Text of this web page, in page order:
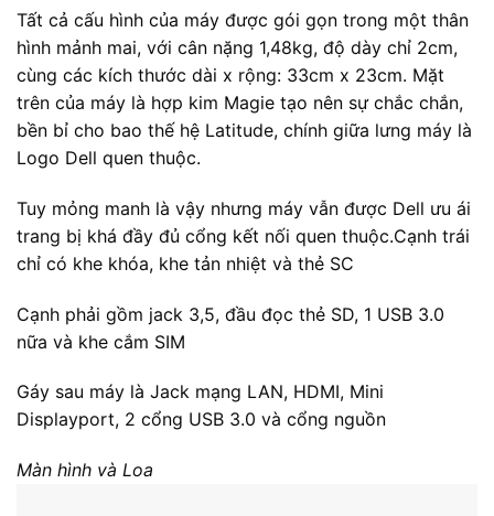
bền bỉ cho bao thế hệ Latitude, chính giữa lưng máy là
Logo Dell quen thuộc.
Tuy mỏng manh là vậy nhưng máy vẫn được Dell ưu ái
trang bị khá đầy đủ cổng kết nối quen thuộc.Cạnh trái
chỉ có khe khóa, khe tản nhiệt và thẻ SC
Cạnh phải gồm jack 3,5, đầu đọc thẻ SD, 1 USB 3.0
nữa và khe cắm SIM
Gáy sau máy là Jack mạng LAN, HDMI, Mini
Displayport, 2 cổng USB 3.0 và cổng nguồn
Màn hình và Loa